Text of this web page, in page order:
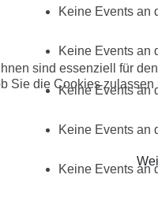
Keine Events an
Keine Events an
Keine Events an
Keine Events an
Keine Events an
sind essenziell für
Sie die Cookies